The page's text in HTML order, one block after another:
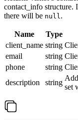
contact_info structure.
there will be null.
Name Type
client_name string
email
string
phone
string
description
string
set